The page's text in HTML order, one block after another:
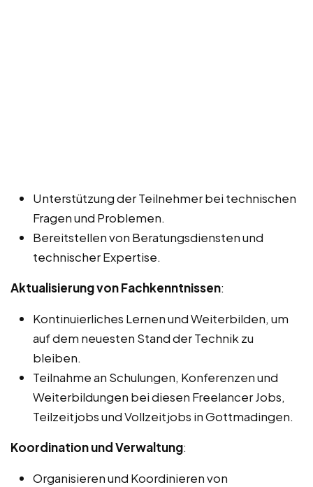
Unterstützung der Teilnehmer bei technischen
Fragen und Problemen.
Bereitstellen von Beratungsdiensten und
technischer Expertise.
Aktualisierung von Fachkenntnissen:
Kontinuierliches Lernen und Weiterbilden, um
auf dem neuesten Stand der Technik zu
bleiben.
Teilnahme an Schulungen, Konferenzen und
Weiterbildungen bei diesen Freelancer Jobs,
Teilzeitjobs und Vollzeitjobs in Gottmadingen.
Koordination und Verwaltung:
Organisieren und Koordinieren von